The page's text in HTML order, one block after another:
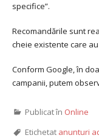
specifice”.
Recomandările sunt
cheie existente care
Conform Google, în
campanii, putem
Publicat în Online
Etichetat anunturi